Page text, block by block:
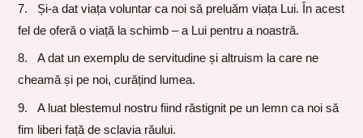
Și-a dat viața voluntar ca noi să preluăm viața Lui. În acest
fel de oferă o viață la schimb – a Lui pentru a noastră.
A dat un exemplu de servitudine și altruism la care ne
cheamă și pe noi, curățind lumea.
A luat blestemul nostru fiind răstignit pe un lemn ca noi să
fim liberi față de sclavia răului.